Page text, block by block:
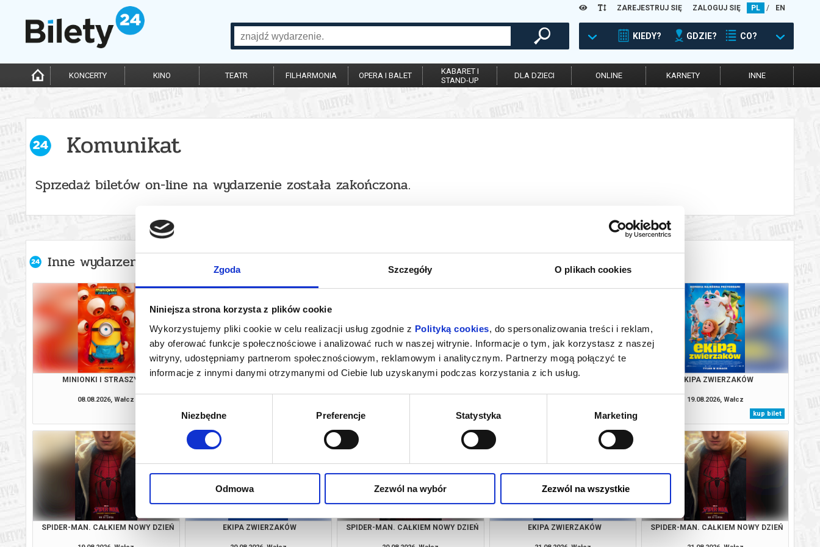
Zgoda Szczegóły O plikach cookies
Niniejsza strona korzysta z plików cookie
Wykorzystujemy pliki cookie w celu realizacji usług zgodnie z Polityką cookies, do spersonalizowania treści i reklam,
aby oferować funkcje społecznościowe i analizować ruch w naszej witrynie. Informacje o tym, jak korzystasz z naszej
witryny, udostępniamy partnerom społecznościowym, reklamowym i analitycznym. Partnerzy mogą połączyć te
informacje z innymi danymi otrzymanymi od Ciebie lub uzyskanymi podczas korzystania z ich usług.
Niezbędne Preferencje Statystyka Marketing
Odmowa Zezwól na wybór Zezwól na wszystkie
ZAREJESTRUJ SIĘ ZALOGUJ SIĘ PL / EN
KIEDY? GDZIE? CO?
KONCERTY KINO TEATR FILHARMONIA OPERA I BALET
KABARET I
STAND-UP
DLA DZIECI ONLINE KARNETY INNE
Komunikat
Sprzedaż biletów on-line na wydarzenie została zakończona.
Inne wydarzenia organizatora
MINIONKI I STRASZYDŁA
08.08.2026, Wałcz
ZAPROSZENIE
kup bilet
MINIONKI I STRASZYDŁA
kup bilet
ZAPROSZENIE
kup bilet
EKIPA ZWIERZAKÓW
19.08.2026, Wałcz
kup bilet
SPIDER-MAN. CAŁKIEM NOWY DZIEŃ EKIPA ZWIERZAKÓW SPIDER-MAN. CAŁKIEM NOWY DZIEŃ EKIPA ZWIERZAKÓW SPIDER-MAN. CAŁKIEM NOWY DZIEŃ